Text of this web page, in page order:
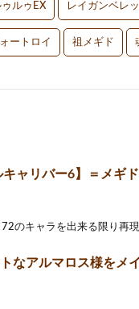
ゥルゥEX レイガンベレ
ートロイ 祖メギド
キャリバー6】＝メギ
のキャラを出来る限り再
なアルマロス様をメ